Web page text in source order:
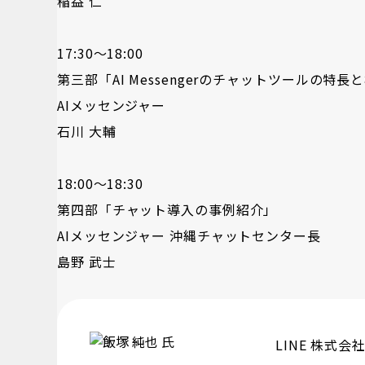
17:30～18:00
第三部「AI Messengerのチャットツールの特長と
AIメッセンジャー
石川 大輔
18:00～18:30
第四部「チャット導入の事例紹介」
AIメッセンジャー 沖縄チャットセンター長
島野 武士
LINE 株式会社